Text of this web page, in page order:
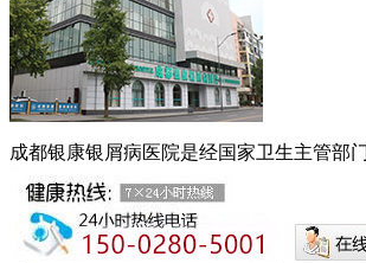
成都银康银屑病医院是经国家卫生主管部